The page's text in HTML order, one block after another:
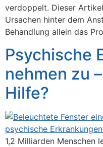
verdoppelt. Dieser
Ursachen hinter dem
Behandlung allein das
Psychische
nehmen zu
Hilfe?
1,2 Milliarden Menschen